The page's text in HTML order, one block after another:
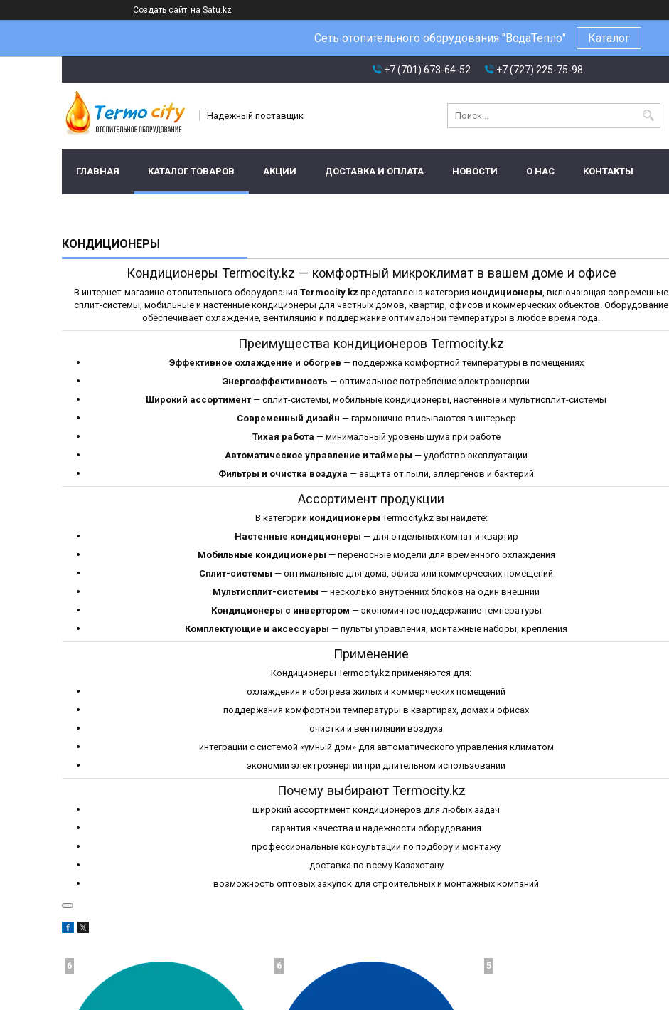
Создать сайт на Satu.kz
Сеть отопительного оборудования "ВодаТепло" Каталог
+7 (701) 673-64-52 +7 (727) 225-75-98
Надежный поставщик
ГЛАВНАЯ КАТАЛОГ ТОВАРОВ АКЦИИ ДОСТАВКА И ОПЛАТА НОВОСТИ О НАС КОНТАКТЫ
КОНДИЦИОНЕРЫ
Кондиционеры Termocity.kz — комфортный микроклимат в вашем доме и офисе
В интернет-магазине отопительного оборудования Termocity.kz представлена категория кондиционеры, включающая современные
сплит-системы, мобильные и настенные кондиционеры для частных домов, квартир, офисов и коммерческих объектов. Оборудование
обеспечивает охлаждение, вентиляцию и поддержание оптимальной температуры в любое время года.
Преимущества кондиционеров Termocity.kz
Эффективное охлаждение и обогрев — поддержка комфортной температуры в помещениях
Энергоэффективность — оптимальное потребление электроэнергии
Широкий ассортимент — сплит-системы, мобильные кондиционеры, настенные и мультисплит-системы
Современный дизайн — гармонично вписываются в интерьер
Тихая работа — минимальный уровень шума при работе
Автоматическое управление и таймеры — удобство эксплуатации
Фильтры и очистка воздуха — защита от пыли, аллергенов и бактерий
Ассортимент продукции
В категории кондиционеры Termocity.kz вы найдете:
Настенные кондиционеры — для отдельных комнат и квартир
Мобильные кондиционеры — переносные модели для временного охлаждения
Сплит-системы — оптимальные для дома, офиса или коммерческих помещений
Мультисплит-системы — несколько внутренних блоков на один внешний
Кондиционеры с инвертором — экономичное поддержание температуры
Комплектующие и аксессуары — пульты управления, монтажные наборы, крепления
Применение
Кондиционеры Termocity.kz применяются для:
охлаждения и обогрева жилых и коммерческих помещений
поддержания комфортной температуры в квартирах, домах и офисах
очистки и вентиляции воздуха
интеграции с системой «умный дом» для автоматического управления климатом
экономии электроэнергии при длительном использовании
Почему выбирают Termocity.kz
широкий ассортимент кондиционеров для любых задач
гарантия качества и надежности оборудования
профессиональные консультации по подбору и монтажу
доставка по всему Казахстану
возможность оптовых закупок для строительных и монтажных компаний
6 6 5